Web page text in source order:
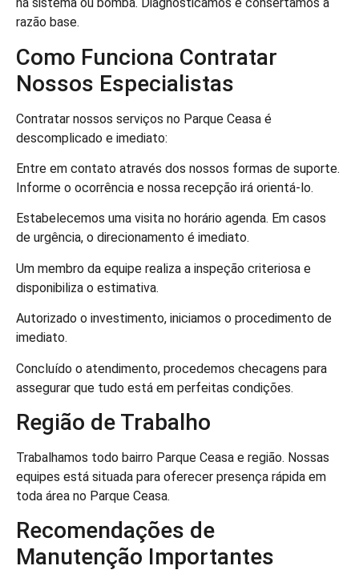
razão base.
Como Funciona Contratar
Nossos Especialistas
Contratar nossos serviços no Parque Ceasa é
descomplicado e imediato:
Entre em contato através dos nossos formas de suporte.
Informe o ocorrência e nossa recepção irá orientá-lo.
Estabelecemos uma visita no horário agenda. Em casos
de urgência, o direcionamento é imediato.
Um membro da equipe realiza a inspeção criteriosa e
disponibiliza o estimativa.
Autorizado o investimento, iniciamos o procedimento de
imediato.
Concluído o atendimento, procedemos checagens para
assegurar que tudo está em perfeitas condições.
Região de Trabalho
Trabalhamos todo bairro Parque Ceasa e região. Nossas
equipes está situada para oferecer presença rápida em
toda área no Parque Ceasa.
Recomendações de
Manutenção Importantes